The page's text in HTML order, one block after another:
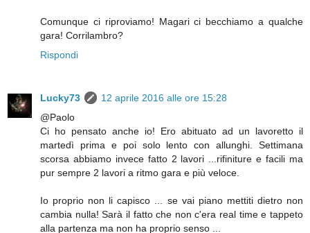
Comunque ci riproviamo! Magari ci becchiamo a qualche
gara! Corrilambro?
Rispondi
Lucky73
12 aprile 2016 alle ore 15:28
@Paolo
Ci ho pensato anche io! Ero abituato ad un lavoretto il
martedì prima e poi solo lento con allunghi. Settimana
scorsa abbiamo invece fatto 2 lavori ...rifiniture e facili ma
pur sempre 2 lavori a ritmo gara e più veloce.
Io proprio non li capisco ... se vai piano mettiti dietro non
cambia nulla! Sarà il fatto che non c'era real time e tappeto
alla partenza ma non ha proprio senso ...